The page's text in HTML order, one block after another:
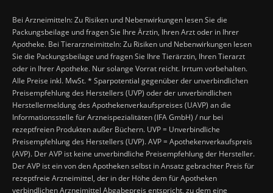
Bei Arzneimitteln: Zu Risiken und Nebenwirkungen lesen Sie die
Packungsbeilage und fragen Sie Ihre Ärztin, Ihren Arzt oder in Ihrer
Apotheke. Bei Tierarzneimitteln: Zu Risiken und Nebenwirkungen lesen
Sie die Packungsbeilage und fragen Sie Ihre Tierärztin, Ihren Tierarzt
oder in Ihrer Apotheke. Nur solange Vorrat reicht. Irrtum vorbehalten.
Alle Preise inkl. MwSt. * Sparpotential gegenüber der unverbindlichen
Preisempfehlung des Herstellers (UVP) oder der unverbindlichen
Herstellermeldung des Apothekenverkaufspreises (UAVP) an die
Informationsstelle für Arzneispezialitäten (IFA GmbH) / nur bei
rezeptfreien Produkten außer Büchern. UVP = Unverbindliche
Preisempfehlung des Herstellers (UVP). AVP = Apothekenverkaufspreis
(AVP). Der AVP ist keine unverbindliche Preisempfehlung der Hersteller.
Der AVP ist ein von den Apotheken selbst in Ansatz gebrachter Preis für
rezeptfreie Arzneimittel, der in der Höhe dem für Apotheken
verbindlichen Arzneimittel Abgabepreis entspricht, zu dem eine